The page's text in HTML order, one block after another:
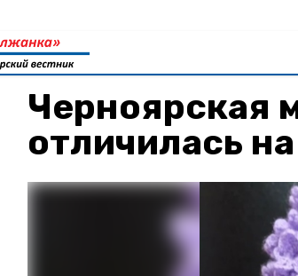
Черноярская
отличилась